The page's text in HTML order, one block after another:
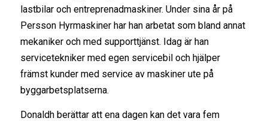
lastbilar och entreprenadmaskiner. Under sina år på
Persson Hyrmaskiner har han arbetat som bland annat
mekaniker och med supporttjänst. Idag är han
servicetekniker med egen servicebil och hjälper
främst kunder med service av maskiner ute på
byggarbetsplatserna.
Donaldh berättar att ena dagen kan det vara fem